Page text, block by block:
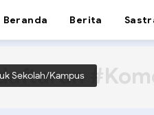
Beranda Berita
Sekolah/Kampus